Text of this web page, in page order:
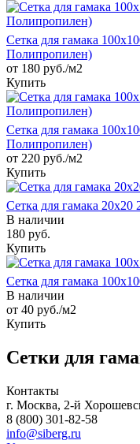
Сетка для гамака
Полипропилен)
от 180 руб./м2
Купить
Сетка для гамака
Полипропилен)
от 220 руб./м2
Купить
Сетка для гамака
В наличии
180 руб.
Купить
Сетка для гамака
В наличии
от 40 руб./м2
Купить
Сетки для
Контакты
г. Москва, 2-й
8 (800) 301-82-58
info@siberg.ru